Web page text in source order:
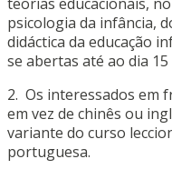
psicologia da infância,
didáctica da educação
se abertas até ao dia
2. Os interessados em
em vez de chinês ou
variante do curso
portuguesa.